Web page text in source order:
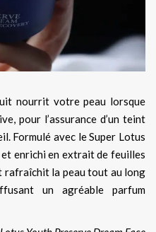
nourrit votre peau lorsque
pour l’assurance d’un teint
Formulé avec le Super Lotus
enrichi en extrait de feuilles
rafraîchit la peau tout au long
un agréable parfum